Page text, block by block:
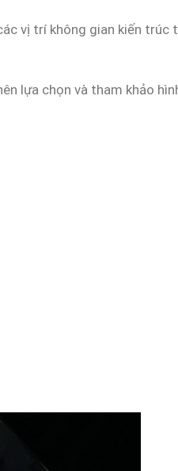
vị trí không gian kiến trúc
lựa chọn và tham khảo